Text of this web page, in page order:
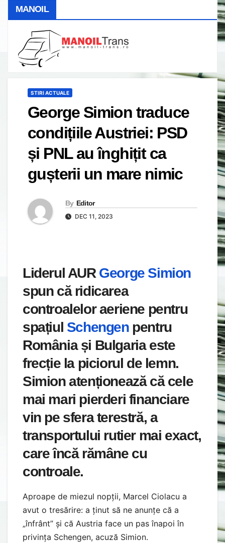
MANOIL
STIRI ACTUALE
George Simion traduce
condițiile Austriei: PSD
și PNL au înghițit ca
gușterii un mare nimic
By Editor
DEC 11, 2023
Liderul AUR George Simion
spun că ridicarea
controalelor aeriene pentru
spațiul Schengen pentru
România și Bulgaria este
frecție la piciorul de lemn.
Simion atenționează că cele
mai mari pierderi financiare
vin pe sfera terestră, a
transportului rutier mai exact,
care încă rămâne cu
controale.
Aproape de miezul nopții, Marcel Ciolacu a
avut o tresărire: a ținut să ne anunțe că a
„înfrânt” și că Austria face un pas înapoi în
privința Schengen, acuză Simion.